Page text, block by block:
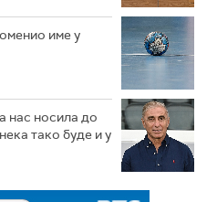
име у
нас носила до
тако буде и у